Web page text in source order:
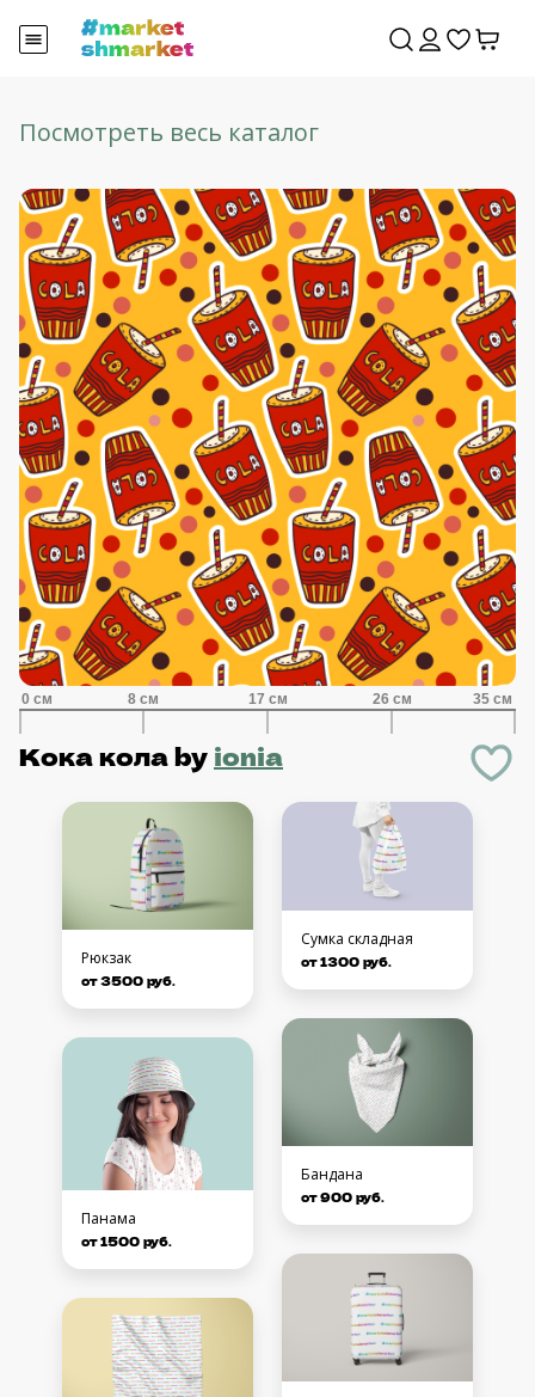
Посмотреть весь каталог
Кока колаby ionia
Рюкзак
от 3500 руб.
Панама
от 1500 руб.
Сумка складная
от 1300 руб.
Бандана
от 900 руб.